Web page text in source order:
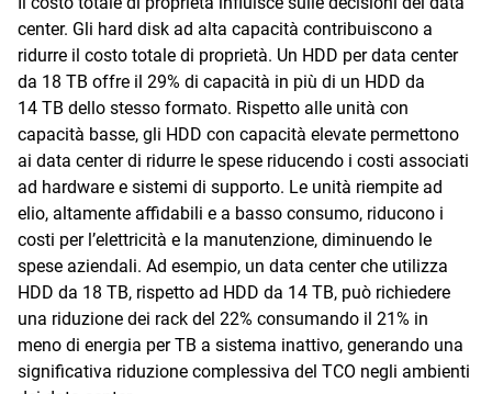
center. Gli hard disk ad alta capacità contribuiscono a
ridurre il costo totale di proprietà. Un HDD per data center
da 18 TB offre il 29% di capacità in più di un HDD da
14 TB dello stesso formato. Rispetto alle unità con
capacità basse, gli HDD con capacità elevate permettono
ai data center di ridurre le spese riducendo i costi associati
ad hardware e sistemi di supporto. Le unità riempite ad
elio, altamente affidabili e a basso consumo, riducono i
costi per l’elettricità e la manutenzione, diminuendo le
spese aziendali. Ad esempio, un data center che utilizza
HDD da 18 TB, rispetto ad HDD da 14 TB, può richiedere
una riduzione dei rack del 22% consumando il 21% in
meno di energia per TB a sistema inattivo, generando una
significativa riduzione complessiva del TCO negli ambienti